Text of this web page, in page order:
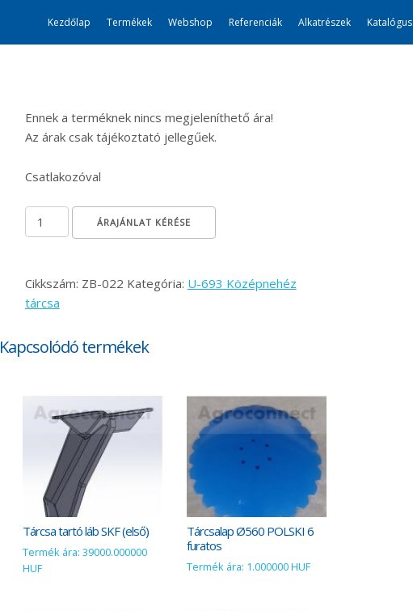
Kezdőlap Termékek Webshop Referenciák Alkatrészek Katalógus
Ennek a terméknek nincs megjeleníthető ára!
Az árak csak tájékoztató jellegűek.
Csatlakozóval
Szállító kocsi csapszeg mennyiség
ÁRAJÁNLAT KÉRÉSE
Cikkszám: ZB-022 Kategória: U-693 Középnehéz
tárcsa
Kapcsolódó termékek
Tárcsa tartó láb SKF (első)
Termék ára: 39000.000000
HUF
Tárcsalap Ø560 POLSKI 6
furatos
Termék ára: 1.000000 HUF